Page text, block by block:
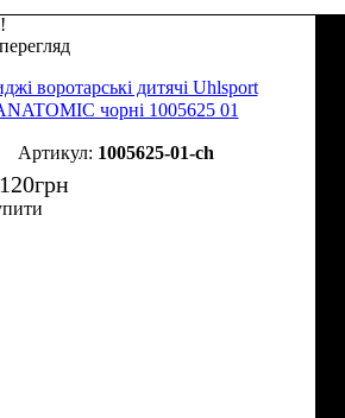
воротарські дитячі Uhlsport
чорні 1005625 01
1005625-01-ch
грн